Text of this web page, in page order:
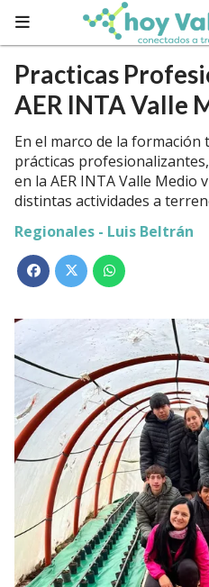
Practicas
AER INTA Valle
En el marco de la formación
prácticas
en la AER INTA Valle Medio
distintas actividades a
Regionales - Luis Beltrán